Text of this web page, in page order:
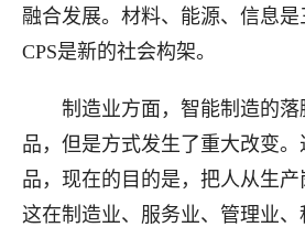
融合发展。材料、能源、信息是
CPS是新的社会构架。
制造业方面，智能制造的
品，但是方式发生了重大改变
品，现在的目的是 ， 把人从生
这在制造业、服务业、管理业